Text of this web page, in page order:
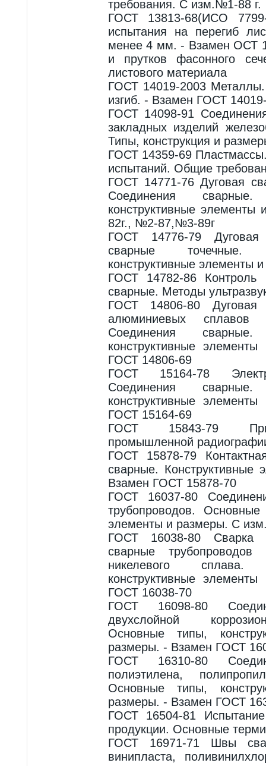
требования. С изм.№1-88 г.
ГОСТ 13813-68(ИСО
испытания на перегиб
менее 4 мм. - Взамен ОСТ
и прутков фасонного
листового материала
ГОСТ 14019-2003
изгиб. - Взамен ГОСТ
ГОСТ 14098-91
закладных изделий
Типы, конструкция и
ГОСТ 14359-69
испытаний. Общие
ГОСТ 14771-76 Дуговая
Соединения
конструктивные
82г., №2-87,№3-89г
ГОСТ 14776-79 Дуговая
сварные
конструктивные элементы
ГОСТ 14782-86
сварные. Методы
ГОСТ 14806-80
алюминиевых
Соединения
конструктивные
ГОСТ 14806-69
ГОСТ 15164-78
Соединения
конструктивные
ГОСТ 15164-69
ГОСТ 15843-79
промышленной
ГОСТ 15878-79
сварные.
Взамен ГОСТ 15878-70
ГОСТ 16037-80
трубопроводов. Основные
элементы и размеры. С
ГОСТ 16038-80 Сварка
сварные
никелевого
конструктивные
ГОСТ 16038-70
ГОСТ 16098-80
двухслойной
Основные типы,
размеры. - Взамен ГОСТ
ГОСТ 16310-80
полиэтилена,
Основные типы,
размеры. - Взамен ГОСТ
ГОСТ 16504-81
продукции. Основные
ГОСТ 16971-71 Швы
винипласта,